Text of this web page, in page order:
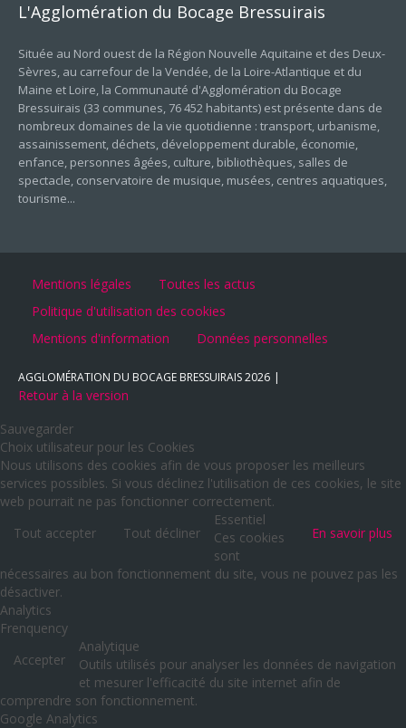
L'Agglomération du Bocage Bressuirais
Située au Nord ouest de la Région Nouvelle Aquitaine et des Deux-
Sèvres, au carrefour de la Vendée, de la Loire-Atlantique et du
Maine et Loire, la Communauté d'Agglomération du Bocage
Bressuirais (33 communes, 76 452 habitants) est présente dans de
nombreux domaines de la vie quotidienne : transport, urbanisme,
assainissement, déchets, développement durable, économie,
enfance, personnes âgées, culture, bibliothèques, salles de
spectacle, conservatoire de musique, musées, centres aquatiques,
tourisme...
Mentions légales
Toutes les actus
Politique d'utilisation des cookies
Mentions d'information
Données personnelles
AGGLOMÉRATION DU BOCAGE BRESSUIRAIS2026
Retour à la version
Sauvegarder
Choix utilisateur pour les Cookies
Nous utilisons des cookies afin de vous proposer les meilleurs
services possibles. Si vous déclinez l'utilisation de ces cookies, le site
web pourrait ne pas fonctionner correctement.
Tout accepter
Tout décliner En savoir plus
Essentiel
Ces cookies
sont
nécessaires au bon fonctionnement du site, vous ne pouvez pas les
désactiver.
Analytics
Frenquency
Accepter
Analytique
Outils utilisés pour analyser les données de navigation
et mesurer l'efficacité du site internet afin de
comprendre son fonctionnement.
Google Analytics